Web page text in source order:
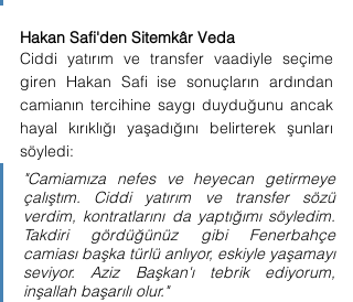
Hakan Safi'den Sitemkâr Veda
Ciddi yatırım ve transfer vaadiyle seçime
giren Hakan Safi ise sonuçların ardından
camianın tercihine saygı duyduğunu ancak
hayal kırıklığı yaşadığını belirterek şunları
söyledi:
"Camiamıza nefes ve heyecan getirmeye
çalıştım. Ciddi yatırım ve transfer sözü
verdim, kontratlarını da yaptığımı söyledim.
Takdiri gördüğünüz gibi Fenerbahçe
camiası başka türlü anlıyor, eskiyle yaşamayı
seviyor. Aziz Başkan'ı tebrik ediyorum,
inşallah başarılı olur."